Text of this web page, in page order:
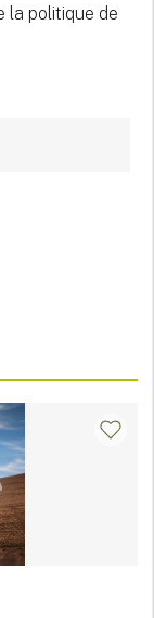
la politique de